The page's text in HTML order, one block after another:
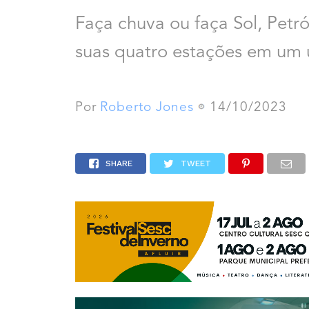
Faça chuva ou faça Sol,
suas quatro estações em um
Por Roberto Jones 14/10/2023
SHARE TWEET